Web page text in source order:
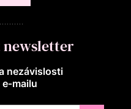
nezávislosti